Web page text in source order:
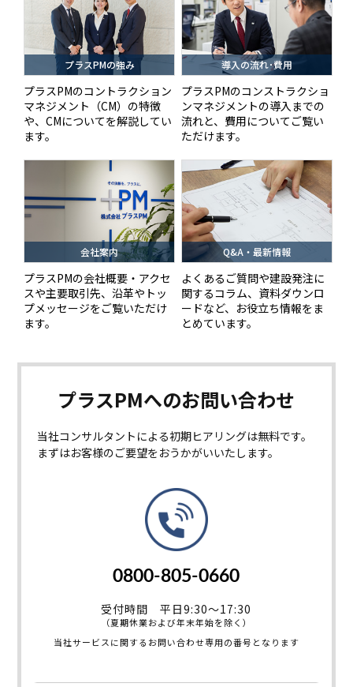
プラスPMの強み
プラスPMのコントラクション
マネジメント（CM）の特徴
や、CMについてを解説してい
ます。
導入の流れ･費用
プラスPMのコンストラクショ
ンマネジメントの導入までの
流れと、費用についてご覧い
ただけます。
会社案内
プラスPMの会社概要・アクセ
スや主要取引先、沿革やトッ
プメッセージをご覧いただけ
ます。
Q&A・最新情報
よくあるご質問や建設発注に
関するコラム、資料ダウンロ
ードなど、お役立ち情報をま
とめています。
プラスPMへのお問い合わせ
当社コンサルタントによる初期ヒアリングは無料です。
まずはお客様のご要望をおうかがいいたします。
0800-805-0660
受付時間 平日9:30～17:30
（夏期休業および年末年始を除く）
当社サービスに関するお問い合わせ専用の番号となります